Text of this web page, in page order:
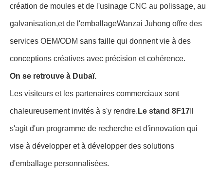
création de moules et de l'usinage CNC au polissage, au
galvanisation,et de l'emballageWanzai Juhong offre des
services OEM/ODM sans faille qui donnent vie à des
conceptions créatives avec précision et cohérence.
On se retrouve à Dubaï.
Les visiteurs et les partenaires commerciaux sont
chaleureusement invités à s'y rendre. Le stand 8F17
s'agit d'un programme de recherche et d'innovation qui
vise à développer et à développer des solutions
d'emballage personnalisées.